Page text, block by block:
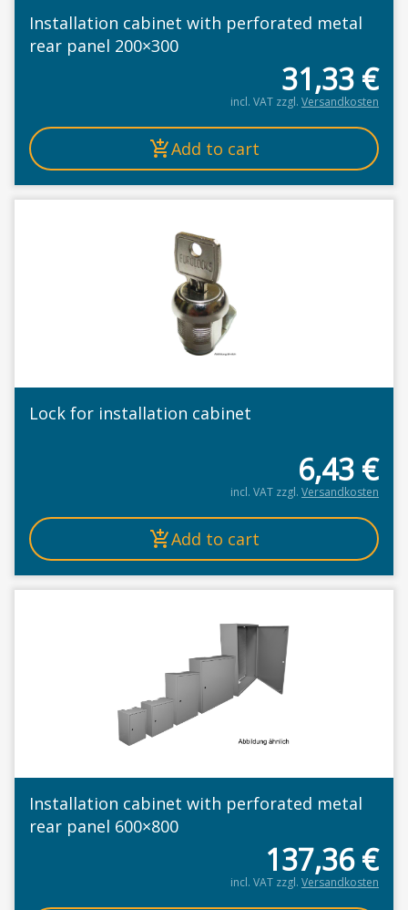
Installation cabinet with perforated metal
rear panel 200×300
31,33 €
incl. VAT zzgl. Versandkosten
Add to cart
Lock for installation cabinet
6,43 €
incl. VAT zzgl. Versandkosten
Add to cart
Installation cabinet with perforated metal
rear panel 600×800
137,36€
incl. VAT zzgl. Versandkosten